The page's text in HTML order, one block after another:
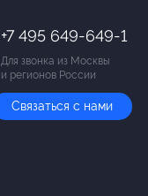
+7 495 649-649-1
Для звонка из Москвы
и регионов России
Связаться с нами